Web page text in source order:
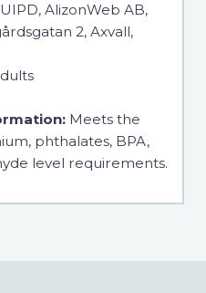
AlizonWeb AB,
2, Axvall,
Meets the
phthalates, BPA,
level requirements.